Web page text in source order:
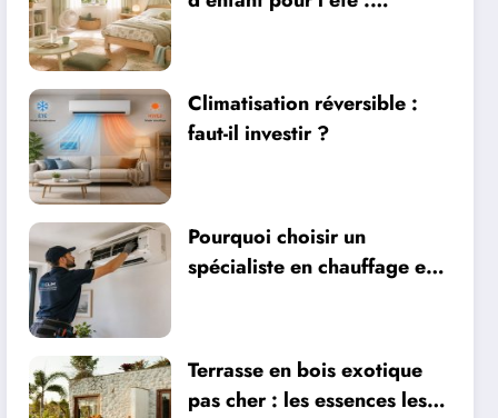
Climatisation réversible :
faut-il investir ?
Pourquoi choisir un
spécialiste en chauffage et
Terrasse en bois exotique
pas cher : les essences les